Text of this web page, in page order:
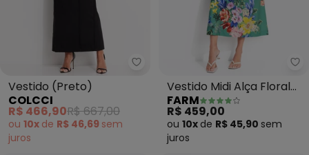
Colcci - Vestido (Preto)
Vestido (Preto)
COLCCI
R$ 466,90R$ 667,00
ou 10x de R$ 46,69 sem
juros
Vestido Midi Alça Floral
Leni (Verde)
FARM
R$ 459,00
ou 10x de R$ 45,90 sem
juros